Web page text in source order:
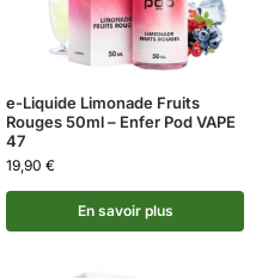
e-Liquide Limonade Fruits
Rouges 50ml – Enfer Pod VAPE
47
19,90 €
En savoir plus